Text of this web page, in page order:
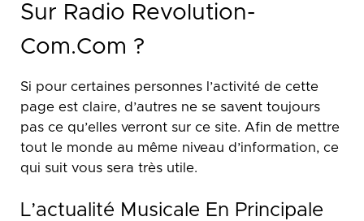
Sur Radio Revolution-
Com.com ?
Si pour certaines personnes l’activité de cette
page est claire, d’autres ne se savent toujours
pas ce qu’elles verront sur ce site. Afin de mettre
tout le monde au même niveau d’information, ce
qui suit vous sera très utile.
L’actualité Musicale En Principale